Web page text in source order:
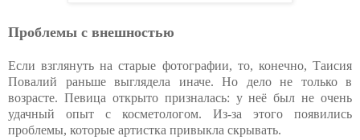
Проблемы с внешностью
Если взглянуть на старые фотографии, то, конечно, Таисия
Повалий раньше выглядела иначе. Но дело не только в
возрасте. Певица открыто призналась: у неё был не очень
удачный опыт с косметологом. Из-за этого появились
проблемы, которые артистка привыкла скрывать.